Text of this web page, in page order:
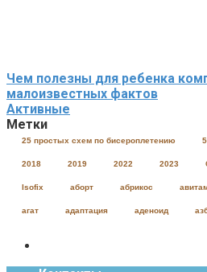
Чем полезны для ребенка
малоизвестных фактов
Активные
Метки
25 простых схем по бисероплетению
2018 2019 2022 2023
Isofix аборт абрикос
агат адаптация аденоид